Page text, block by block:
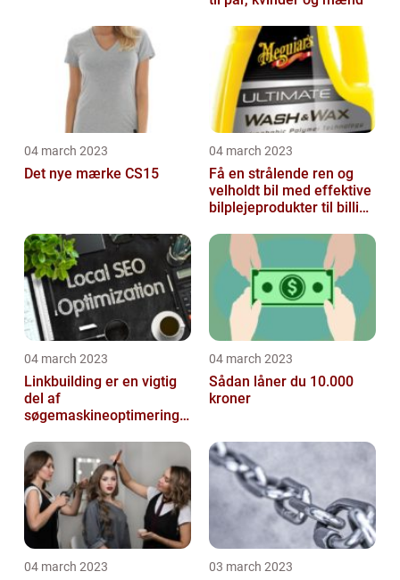
04 march 2023
Det nye mærke CS15
04 march 2023
Få en strålende ren og
velholdt bil med effektive
bilplejeprodukter til billige
04 march 2023
Linkbuilding er en vigtig
del af
søgemaskineoptimeringe
04 march 2023
Sådan låner du 10.000
kroner
04 march 2023 03 march 2023